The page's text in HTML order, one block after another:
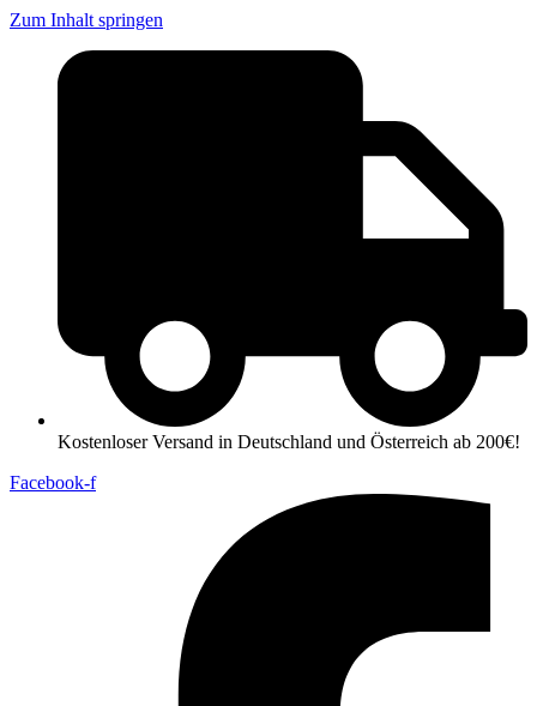
Zum Inhalt springen
Kostenloser Versand in Deutschland und Österreich ab 200€!
Facebook-f